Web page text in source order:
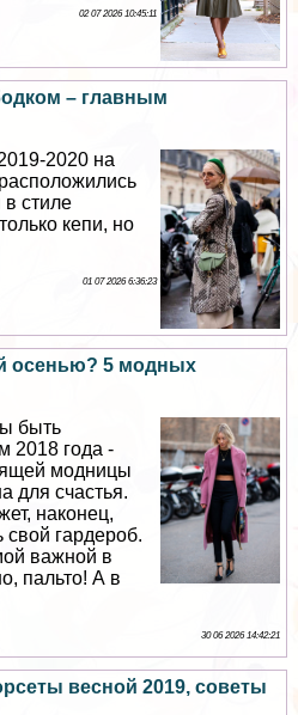
02 07 2026 10:45:11
– главным
2020 на
стиле
кепи, но
01 07 2026 6:36:23
осенью? 5 модных
быть
2018 года -
модницы
для счастья.
наконец,
свой гардероб.
важной в
пальто! А в
30 06 2026 14:42:21
весной 2019, советы